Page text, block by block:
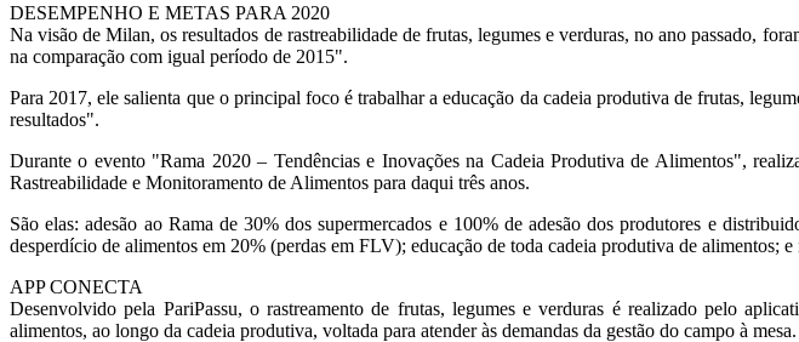
DESEMPENHO E METAS PARA 2020
Na visão de Milan, os resultados de rastreabilidade de frutas, legumes e verduras, no ano passado,
na comparação com igual período de 2015".
Para 2017, ele salienta que o principal foco é trabalhar a educação da cadeia produtiva de frutas,
resultados".
Durante o evento "Rama 2020 – Tendências e Inovações na Cadeia Produtiva de Alimentos",
Rastreabilidade e Monitoramento de Alimentos para daqui três anos.
São elas: adesão ao Rama de 30% dos supermercados e 100% de adesão dos produtores e
desperdício de alimentos em 20% (perdas em FLV); educação de toda cadeia produtiva de alimentos;
APP CONECTA
Desenvolvido pela PariPassu, o rastreamento de frutas, legumes e verduras é realizado pelo
alimentos, ao longo da cadeia produtiva, voltada para atender às demandas da gestão do campo à mesa.